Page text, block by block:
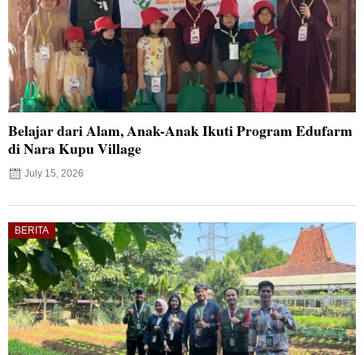
Belajar dari Alam, Anak-Anak Ikuti Program Edufarm
di Nara Kupu Village
July 15, 2026
BERITA